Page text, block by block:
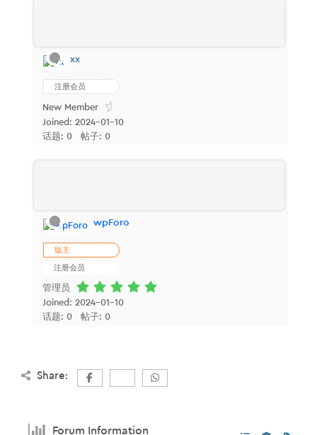
xx
注册会员
New Member
Joined: 2024-01-10
话题: 0
帖子: 0
wpForo
版主
注册会员
管理员
Joined: 2024-01-10
话题: 0
帖子: 0
Share:
Forum Information